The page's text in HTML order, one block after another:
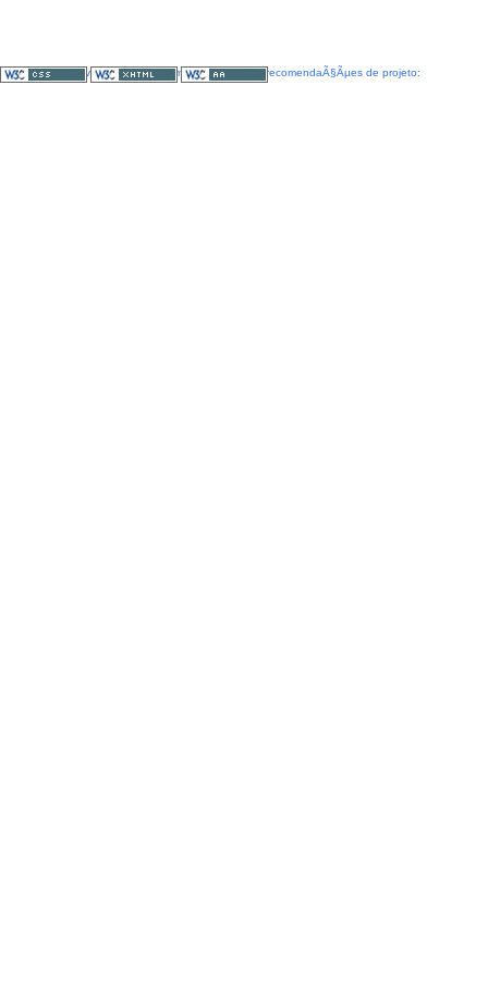
SEMPLA desenvolvimento. Seguimos as seguintes recomendaÃ§Ãµes de projeto: